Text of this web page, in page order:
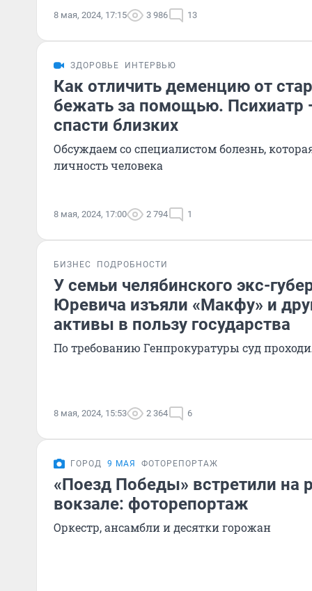
8 мая, 2024, 17:15 3 986 13
ЗДОРОВЬЕ ИНТЕРВЬЮ
Как отличить деменцию от
бежать за помощью. Психиатр
спасти близких
Обсуждаем со специалистом болезнь,
личность человека
8 мая, 2024, 17:00 2 794 1
БИЗНЕС ПОДРОБНОСТИ
У семьи челябинского экс-
Юревича изъяли «Макфу» и
активы в пользу государства
По требованию Генпрокуратуры суд
8 мая, 2024, 15:53 2 364 6
ГОРОД 9 МАЯ ФОТОРЕПОРТАЖ
«Поезд Победы» встретили на
вокзале: фоторепортаж
Оркестр, ансамбли и десятки горожан